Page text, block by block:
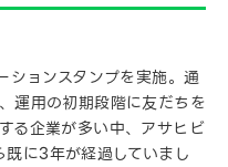
ョンスタンプを実施。通
運用の初期段階に友だちを
る企業が多い中、アサヒビ
に3年が経過していまし